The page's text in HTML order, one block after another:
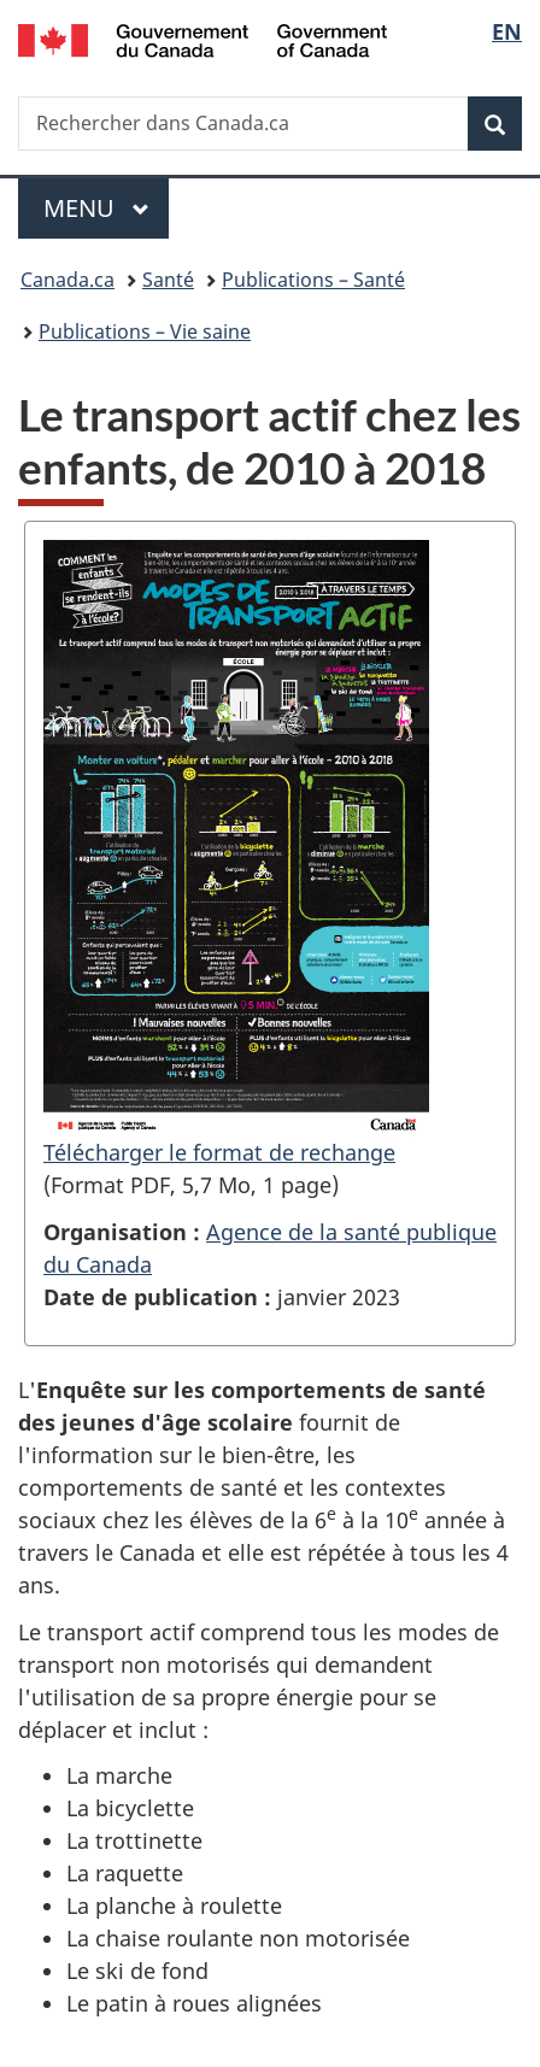
Passer
au
principal
Passer
à
Au
du
Passer
à
version
simplifiée
de
la
EN
Recherche
Rechercher
dans
Menu
MENU PRINCIPAL
Vous
êtes
Canada.ca Santé
Publications – Santé
Publications – Vie saine
Le transport actif chez les
enfants, de 2010 à 2018
Télécharger le format de rechange
(Format PDF, 5,7 Mo, 1 page)
Organisation : Agence de la santé publique
du Canada
Date de publication : janvier 2023
L'Enquête sur les comportements de santé
des jeunes d'âge scolaire fournit de
l'information sur le bien-être, les
comportements de santé et les contextes
sociaux chez les élèves de la 6e à la 10e année à
travers le Canada et elle est répétée à tous les 4
ans.
Le transport actif comprend tous les modes de
transport non motorisés qui demandent
l'utilisation de sa propre énergie pour se
déplacer et inclut :
La marche
La bicyclette
La trottinette
La raquette
La planche à roulette
La chaise roulante non motorisée
Le ski de fond
Le patin à roues alignées